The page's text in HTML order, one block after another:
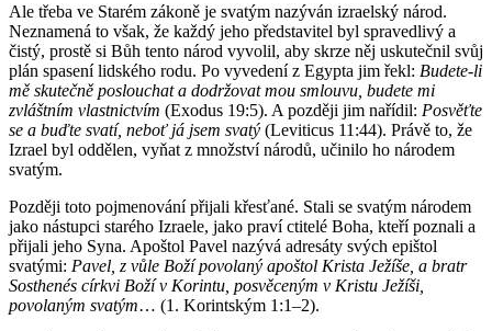
Ale třeba ve Starém zákoně je svatým nazýván izraelský národ.
Neznamená to však, že každý jeho představitel byl spravedlivý a
čistý, prostě si Bůh tento národ vyvolil, aby skrze něj uskutečnil svůj
plán spasení lidského rodu. Po vyvedení z Egypta jim řekl: Budete-li
mě skutečně poslouchat a dodržovat mou smlouvu, budete mi
zvláštním vlastnictvím (Exodus 19:5). A později jim nařídil: Posvěťte
se a buďte svatí, neboť já jsem svatý (Leviticus 11:44). Právě to, že
Izrael byl oddělen, vyňat z množství národů, učinilo ho národem
svatým.
Později toto pojmenování přijali křesťané. Stali se svatým národem
jako nástupci starého Izraele, jako praví ctitelé Boha, kteří poznali a
přijali jeho Syna. Apoštol Pavel nazývá adresáty svých epištol
svatými: Pavel, z vůle Boží povolaný apoštol Krista Ježíše, a bratr
Sosthenés církvi Boží v Korintu, posvěceným v Kristu Ježíši,
povolaným svatým… (1. Korintským 1:1–2).